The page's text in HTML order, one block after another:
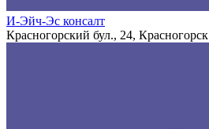
И-Эйч-Эс консалт
Красногорский бул., 24, Красногорск